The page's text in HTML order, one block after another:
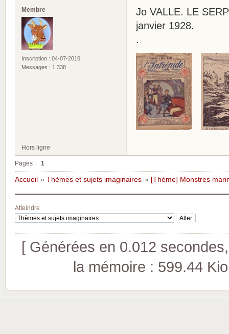
Membre
Inscription : 04-07-2010
Messages : 1 338
Jo VALLE. LE
janvier 1928.
.
Hors ligne
Pages : 1
Accueil »Thèmes et sujets imaginaires » [Thème] Monstres
Atteindre
[ Générées en 0.012
la mémoire : 599.44